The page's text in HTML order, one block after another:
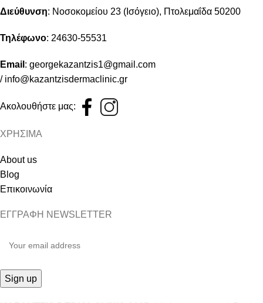
Διεύθυνση: Νοσοκομείου 23 (Ισόγειο), Πτολεμαΐδα 50200
Τηλέφωνο: 24630-55531
Email : georgekazantzis1@gmail.com
/ info@kazantzisdermaclinic.gr
Ακολουθήστε μας:
ΧΡΗΣΙΜΑ
About us
Blog
Επικοινωνία
ΕΓΓΡΑΦΗ NEWSLETTER